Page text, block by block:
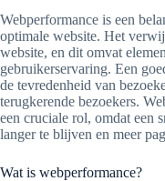
Webperformance is een
optimale website. Het
website, en dit omvat
gebruikerservaring. Een
de tevredenheid van
terugkerende bezoekers.
een cruciale rol, omdat een
langer te blijven en meer
Wat is webperformance?